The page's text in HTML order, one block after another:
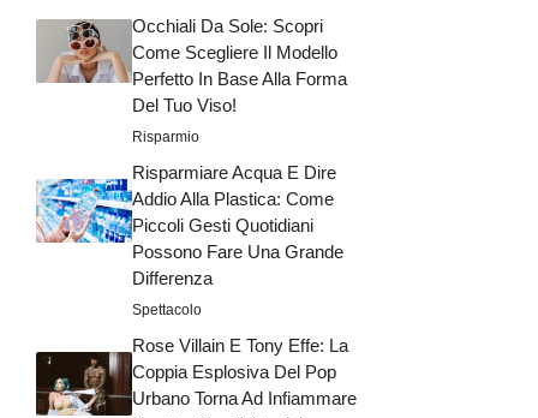
Occhiali Da Sole: Scopri
Come Scegliere Il Modello
Perfetto In Base Alla Forma
Del Tuo Viso!
Risparmio
Risparmiare Acqua E Dire
Addio Alla Plastica: Come
Piccoli Gesti Quotidiani
Possono Fare Una Grande
Differenza
Spettacolo
Rose Villain E Tony Effe: La
Coppia Esplosiva Del Pop
Urbano Torna Ad Infiammare